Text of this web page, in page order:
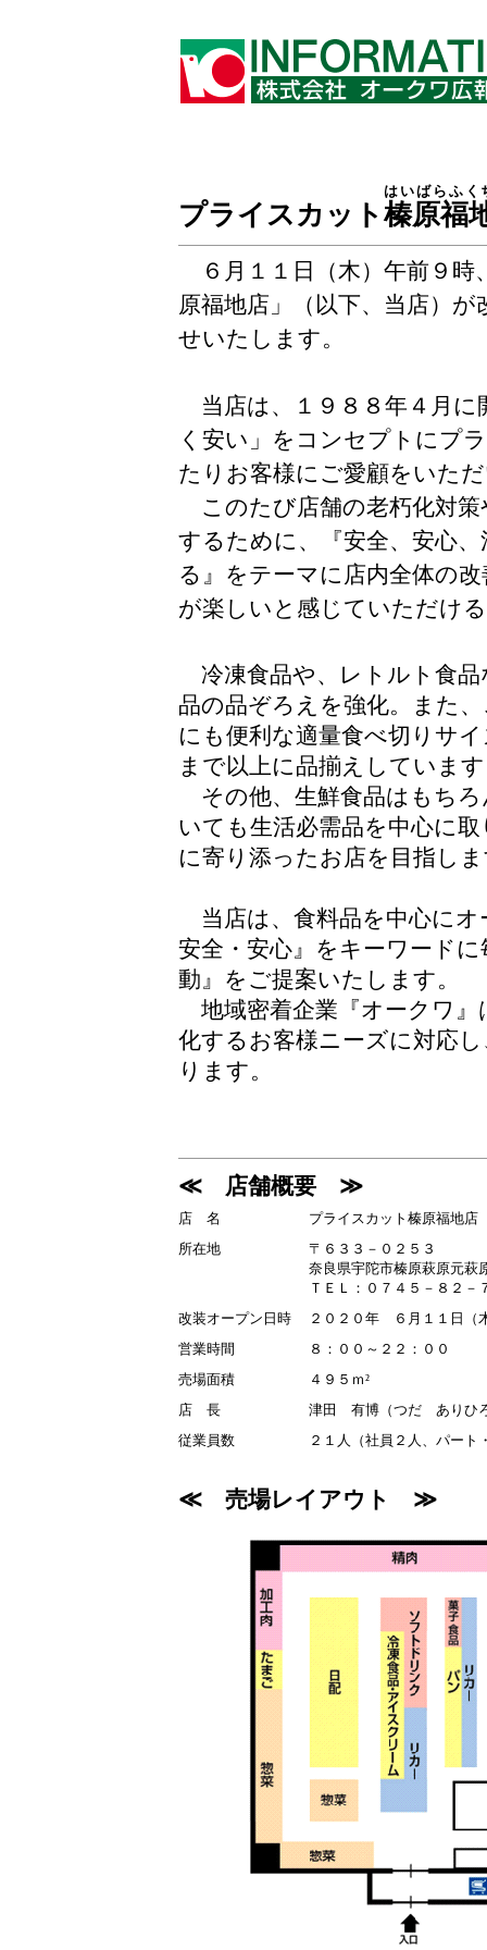
プライスカット 榛原福
はいばらふく
６月１１日（木）午前９時
原福地店」（以下、当店）
せいたします。
当店は、１９８８年４月に
く安い」をコンセプトにプ
たりお客様にご愛顧をいた
このたび店舗の老朽化対策
するために、『安全、安心
る』をテーマに店内全体の
が楽しいと感じていただけ
冷凍食品や、レトルト食品
品の品ぞろえを強化。また
にも便利な適量食べ切りサ
まで以上に品揃えしていま
その他、生鮮食品はもちろ
いても生活必需品を中心に
に寄り添ったお店を目指し
当店は、食料品を中心にオ
安全・安心』をキーワード
動』をご提案いたします。
地域密着企業『オークワ』
化するお客様ニーズに対応
ります。
≪ 店舗概要 ≫
店 名
プライスカット榛原福地店
所在地
〒６３３－０２５３
奈良県宇陀市榛原萩原元萩
ＴＥＬ：０７４５－８２－
改装オープン日時
２０２０年 ６月１１日（
営業時間
８：００～２２：００
売場面積
４９５ｍ²
店 長
津田 有博（つだ ありひ
従業員数
２１人（社員２人、パート
≪ 売場レイアウト ≫